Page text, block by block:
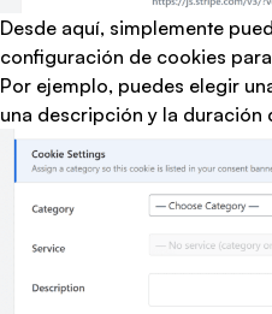
Desde aquí, simplemente
configuración de cookies
Por ejemplo, puedes elegir
una descripción y la duración